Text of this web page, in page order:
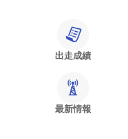
出走成績
最新情報